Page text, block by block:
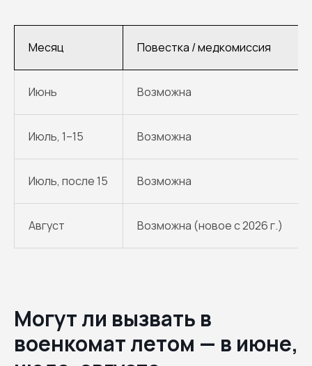
Месяц Повестка / медкомиссия
Июнь Возможна
Июль, 1–15 Возможна
Июль, после 15 Возможна
Август Возможна (новое с 2026 г.)
Могут ли вызвать в
военкомат летом — в июне,